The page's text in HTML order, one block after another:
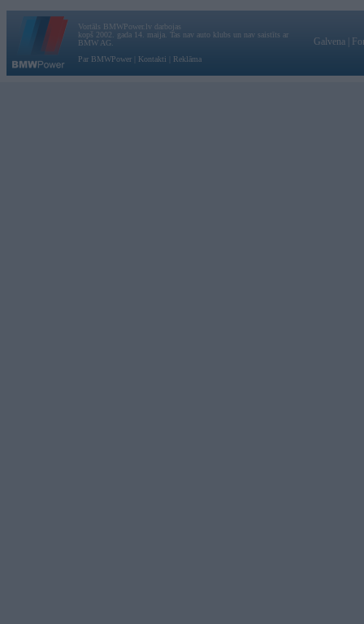
Vortāls BMWPower.lv darbojas
kopš 2002. gada 14. maija. Tas nav auto klubs un nav saistīts ar
BMW AG.
Par BMWPower
Kontakti Reklāma
Galvena